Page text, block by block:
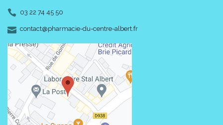
03 22 74 45 50
contact-
@-
pharmacie-du-centre-albert.fr